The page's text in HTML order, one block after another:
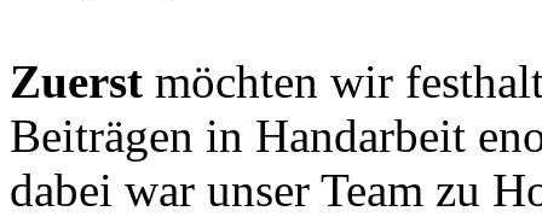
Zuerst möchten wir
Beiträgen in Handarbeit
dabei war unser Team zu